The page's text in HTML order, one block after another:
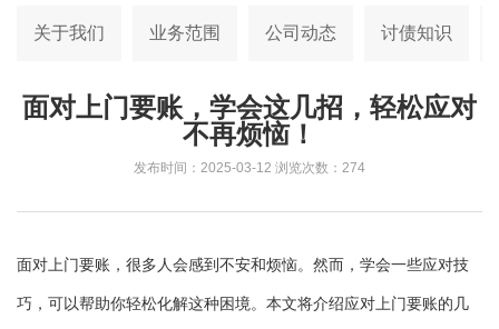
关于我们 业务范围 公司动态 讨债知识
面对上门要账，学会这几招，轻松应对
不再烦恼！
发布时间：2025-03-12 浏览次数：274
面对上门要账，很多人会感到不安和烦恼。然而，学会一些应对技
巧，可以帮助你轻松化解这种困境。本文将介绍应对上门要账的几